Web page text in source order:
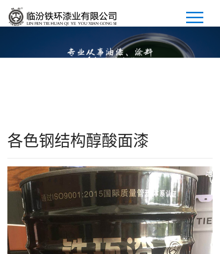
招商加盟
人才招聘
联系我们
各色钢结构醇酸面漆